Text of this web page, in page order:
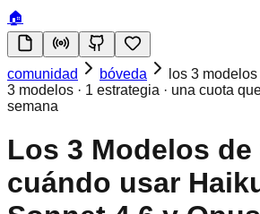
🏠
comunidad bóveda
los 3
3 modelos · 1 estrategia · una cuota
semana
Los 3 Modelos
cuándo usar